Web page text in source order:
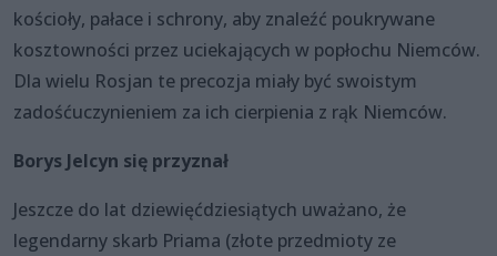
kościoły, pałace i schrony, aby znaleźć poukrywane
kosztowności przez uciekających w popłochu Niemców.
Dla wielu Rosjan te precozja miały być swoistym
zadośćuczynieniem za ich cierpienia z rąk Niemców.
Borys Jelcyn się przyznał
Jeszcze do lat dziewięćdziesiątych uważano, że
legendarny skarb Priama (złote przedmioty ze